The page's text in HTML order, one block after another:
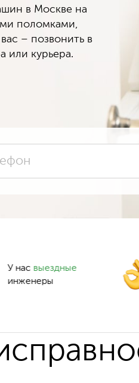
в Москве на
поломками,
– позвонить в
или курьера.
У нас выездные
инженеры